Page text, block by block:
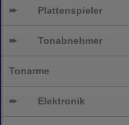
➨ Plattenspieler
➨ Tonabnehmer
Tonarme
➨ Elektronik